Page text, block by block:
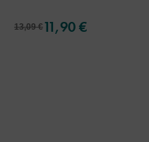
13,09 €11,90 €